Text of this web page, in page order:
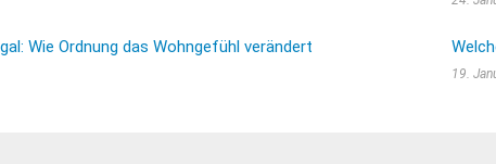
Wie Ordnung das Wohngefühl verändert
19.